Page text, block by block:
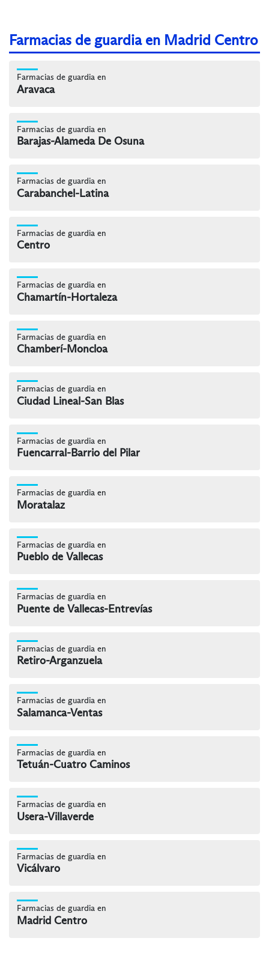
Farmacias de guardia en Madrid Centro
Farmacias de guardia en
Aravaca
Farmacias de guardia en
Barajas-Alameda De Osuna
Farmacias de guardia en
Carabanchel-Latina
Farmacias de guardia en
Centro
Farmacias de guardia en
Chamartín-Hortaleza
Farmacias de guardia en
Chamberí-Moncloa
Farmacias de guardia en
Ciudad Lineal-San Blas
Farmacias de guardia en
Fuencarral-Barrio del Pilar
Farmacias de guardia en
Moratalaz
Farmacias de guardia en
Pueblo de Vallecas
Farmacias de guardia en
Puente de Vallecas-Entrevías
Farmacias de guardia en
Retiro-Arganzuela
Farmacias de guardia en
Salamanca-Ventas
Farmacias de guardia en
Tetuán-Cuatro Caminos
Farmacias de guardia en
Usera-Villaverde
Farmacias de guardia en
Vicálvaro
Farmacias de guardia en
Madrid Centro